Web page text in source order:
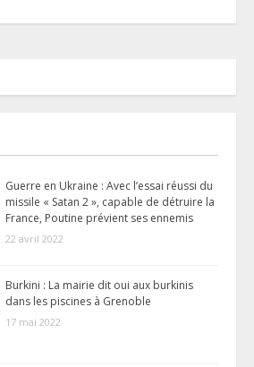
Guerre en Ukraine : Avec l’essai réussi du
missile « Satan 2 », capable de détruire la
France, Poutine prévient ses ennemis
22 avril 2022
Burkini : La mairie dit oui aux burkinis
dans les piscines à Grenoble
17 mai 2022